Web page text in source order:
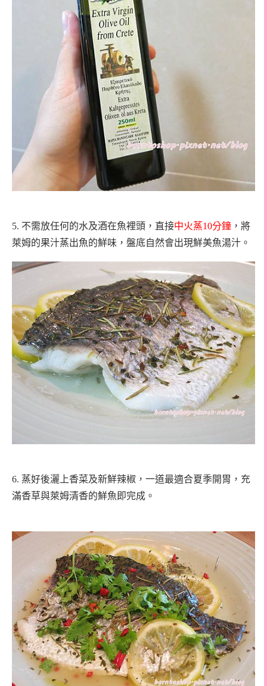
5. 不需放任何的水及酒在魚裡頭，直接中火蒸10分鐘 ，將
萊姆的果汁蒸出魚的鮮味，盤底自然會出現鮮美魚湯汁。
6. 蒸好後灑上香菜及新鮮辣椒，一道最適合夏季開胃，充
滿香草與萊姆清香的鮮魚即完成。